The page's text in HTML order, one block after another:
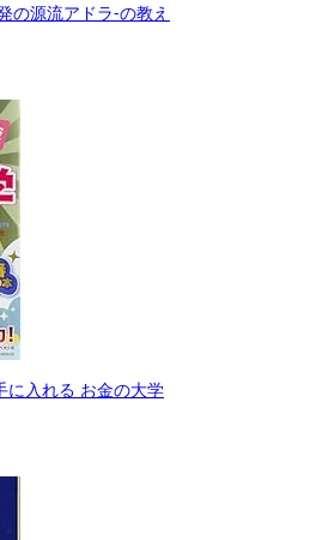
の源流アドラ-の教え
に入れる お金の大学